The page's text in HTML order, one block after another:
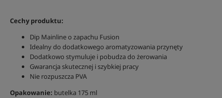
Cechy produktu:
Dip Mainline o zapachu Fusion
Idealny do dodatkowego aromatyzowania przynęty
Dodatkowo stymuluje i pobudza do żerowania
Gwarancja skutecznej i szybkiej pracy
Nie rozpuszcza PVA
Opakowanie: butelka 175 ml